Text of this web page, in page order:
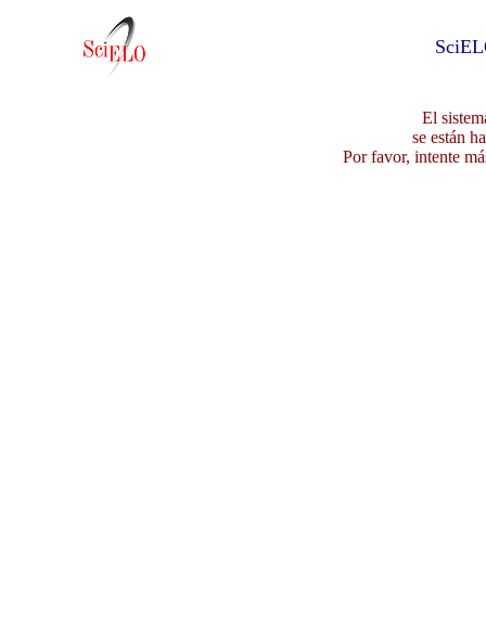
El
se están
Por favor, intente